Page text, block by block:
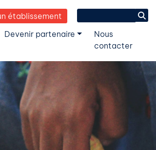
établissement
Devenir partenaire
Nous
contacter